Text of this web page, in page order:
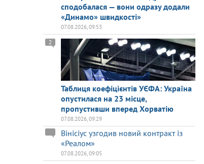
сподобалася — вони одразу додали
«Динамо» швидкості»
07.08.2026, 09:53
Таблиця коефіцієнтів УЄФА: Україна
опустилася на 23 місце,
пропустивши вперед Хорватію
2
07.08.2026, 09:29
Вінісіус узгодив новий контракт із
«Реалом»
07.08.2026, 09:05